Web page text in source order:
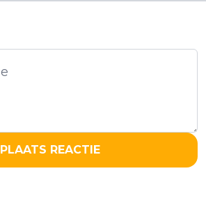
PLAATS REACTIE